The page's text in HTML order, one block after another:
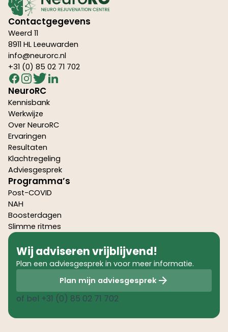
Contactgegevens
Weerd 11
8911 HL Leeuwarden
info@neurorc.nl
+31 (0) 85 02 71 702
NeuroRC
Kennisbank
Werkwijze
Over NeuroRC
Ervaringen
Resultaten
Klachtregeling
Adviesgesprek
Programma’s
Post-COVID
NAH
Boosterdagen
Slimme ritmes
Wij adviseren vrijblijvend!
Plan een adviesgesprek in voor meer informatie.
Plan mijn adviesgesprek
of bel +31 (0) 85 02 71 702